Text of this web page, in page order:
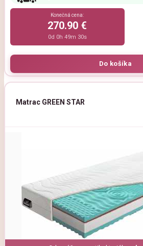
Konečná cena:
270.90 €
0d 0h 49m 29s
Matrac GREEN STAR